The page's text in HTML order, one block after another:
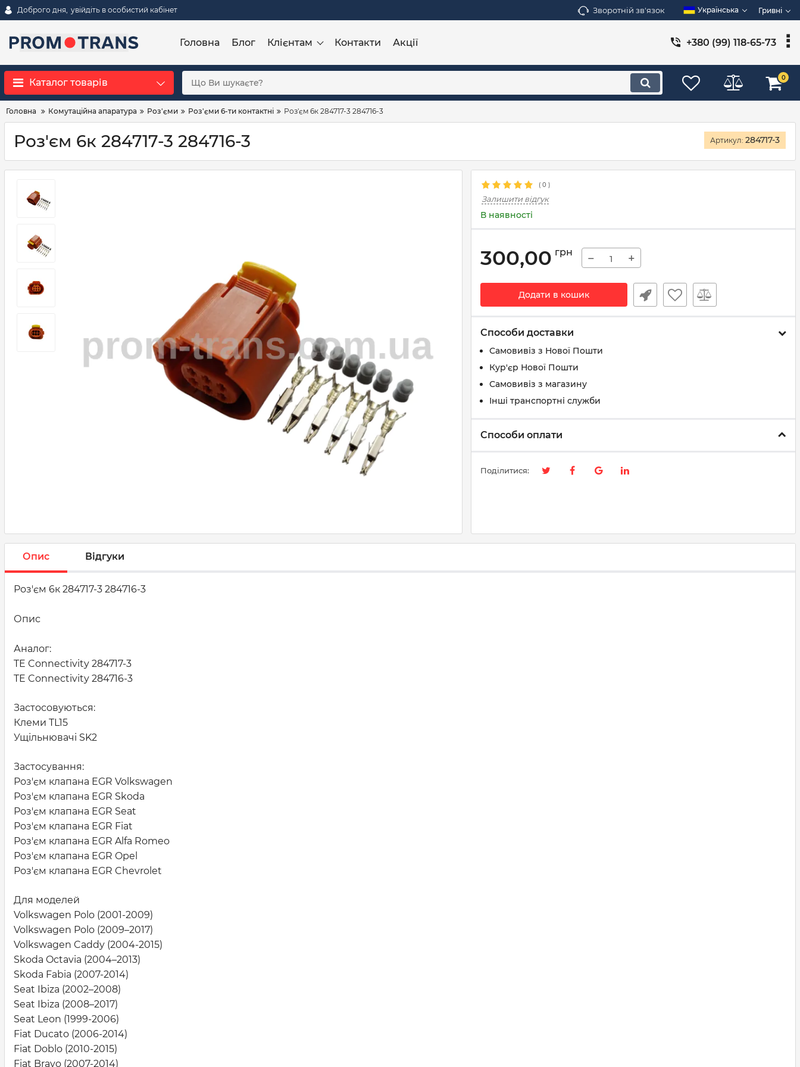
Доброго дня, увійдіть в особистий кабінет Зворотній зв'язок Українська Гривні
Головна Блог Клієнтам Контакти Акції +380 (99) 118-65-73
Каталог товарів 0
Головна Комутаційна апаратура Роз'єми Роз'єми 6-ти контактні Роз'єм 6к 284717-3 284716-3
Роз'єм 6к 284717-3 284716-3 Артикул: 284717-3
( 0 )
Залишити відгук
В наявності
300,00 грн − +
Додати в кошик
Способи доставки
Самовивіз з Нової Пошти
Кур'єр Нової Пошти
Самовивіз з магазину
Інші транспортні служби
Способи оплати
Поділитися:
Опис Відгуки
Роз'єм 6к 284717-3 284716-3
Опис
Аналог:
TE Connectivity 284717-3
TE Connectivity 284716-3
Застосовуються:
Клеми TL15
Ущільнювачі SK2
Застосування:
Роз'єм клапана EGR Volkswagen
Роз'єм клапана EGR Skoda
Роз'єм клапана EGR Seat
Роз'єм клапана EGR Fiat
Роз'єм клапана EGR Alfa Romeo
Роз'єм клапана EGR Opel
Роз'єм клапана EGR Chevrolet
Для моделей
Volkswagen Polo (2001-2009)
Volkswagen Polo (2009–2017)
Volkswagen Caddy (2004-2015)
Skoda Octavia (2004–2013)
Skoda Fabia (2007-2014)
Seat Ibiza (2002–2008)
Seat Ibiza (2008–2017)
Seat Leon (1999-2006)
Fiat Ducato (2006-2014)
Fiat Doblo (2010-2015)
Fiat Bravo (2007-2014)